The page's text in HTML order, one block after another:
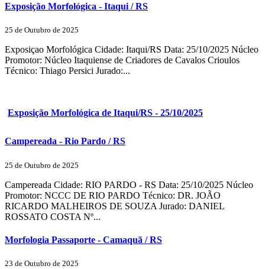
Exposição Morfológica - Itaqui / RS
25 de Outubro de 2025
Exposiçao Morfológica Cidade: Itaqui/RS Data: 25/10/2025 Núcleo
Promotor: Núcleo Itaquiense de Criadores de Cavalos Crioulos
Técnico: Thiago Persici Jurado:...
Exposição Morfológica de Itaqui/RS - 25/10/2025
Campereada - Rio Pardo / RS
25 de Outubro de 2025
Campereada Cidade: RIO PARDO - RS Data: 25/10/2025 Núcleo
Promotor: NCCC DE RIO PARDO Técnico: DR. JOÃO
RICARDO MALHEIROS DE SOUZA Jurado: DANIEL
ROSSATO COSTA Nº...
Morfologia Passaporte - Camaquã / RS
23 de Outubro de 2025